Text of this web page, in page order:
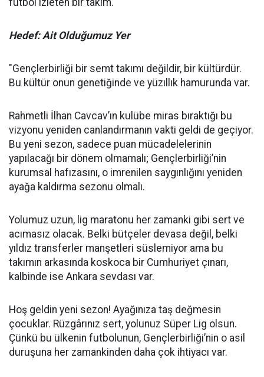
futbol izleten bir takım.
Hedef: Ait Olduğumuz Yer
"Gençlerbirliği bir semt takımı değildir, bir kültürdür.
Bu kültür onun genetiğinde ve yüzıllık hamurunda var.
Rahmetli İlhan Cavcav’ın kulübe miras bıraktığı bu
vizyonu yeniden canlandırmanın vakti geldi de geçiyor.
Bu yeni sezon, sadece puan mücadelelerinin
yapılacağı bir dönem olmamalı; Gençlerbirliği’nin
kurumsal hafızasını, o imrenilen saygınlığını yeniden
ayağa kaldırma sezonu olmalı.
Yolumuz uzun, lig maratonu her zamanki gibi sert ve
acımasız olacak. Belki bütçeler devasa değil, belki
yıldız transferler manşetleri süslemiyor ama bu
takımın arkasında koskoca bir Cumhuriyet çınarı,
kalbinde ise Ankara sevdası var.
Hoş geldin yeni sezon! Ayağınıza taş değmesin
çocuklar. Rüzgârınız sert, yolunuz Süper Lig olsun.
Çünkü bu ülkenin futbolunun, Gençlerbirliği’nin o asil
duruşuna her zamankinden daha çok ihtiyacı var.